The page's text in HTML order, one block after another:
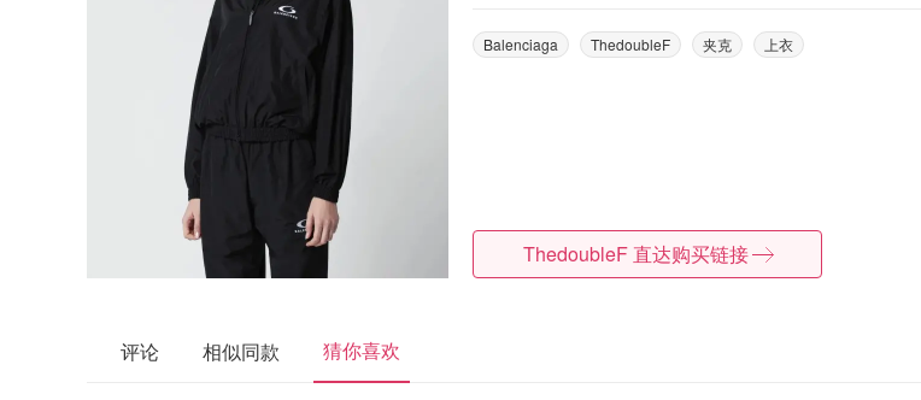
Balenciaga ThedoubleF 夹克 上衣
ThedoubleF 直达购买链接
评论 相似同款 猜你喜欢